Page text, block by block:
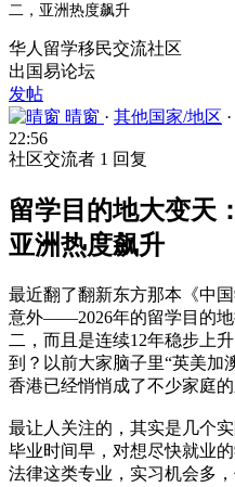
二，亚洲热度飙升
华人留学移民交流社区
出国易论坛
发帖
晴窗 · 其他国家/地区 ·
22:56
社区交流者 1 回复
留学目的地大变天
亚洲热度飙升
最近翻了翻新东方那本《中
意外——2026年的留学目的
二，而且是连续12年稳步上
到？以前大家脑子里“英美加
香港已经悄悄成了不少家庭的
最让人关注的，其实是几个
毕业时间早，对想尽快就业
法律这类专业，实习机会多